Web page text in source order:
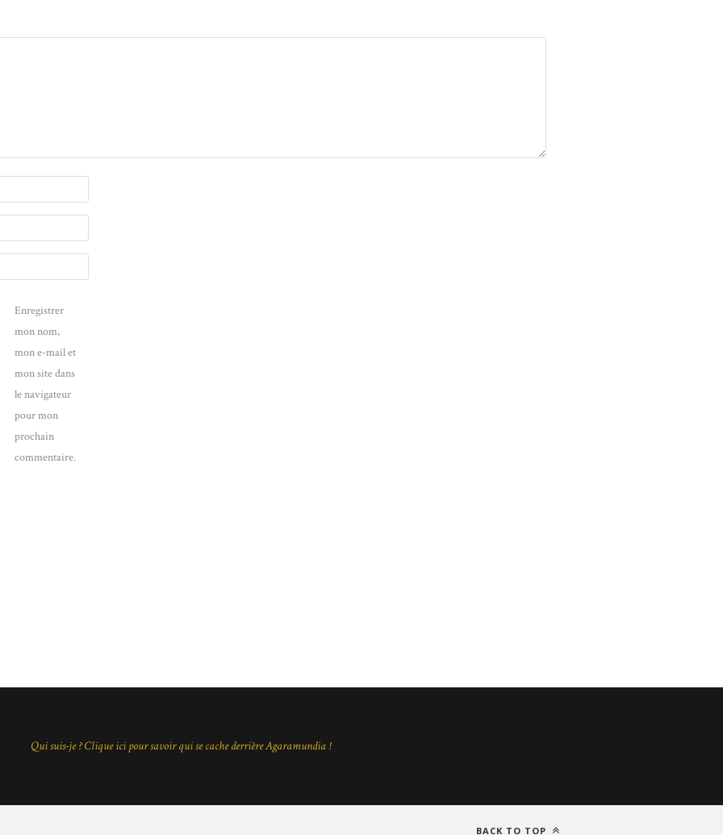
Enregistrer
mon nom,
mon e-mail et
mon site dans
le navigateur
pour mon
prochain
commentaire.
Qui suis-je ? Clique ici pour savoir qui se cache derrière Agaramundia !
BACK TO TOP